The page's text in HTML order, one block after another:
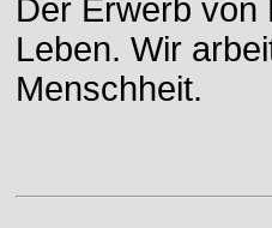
Der Erwerb von
Leben. Wir
Menschheit.